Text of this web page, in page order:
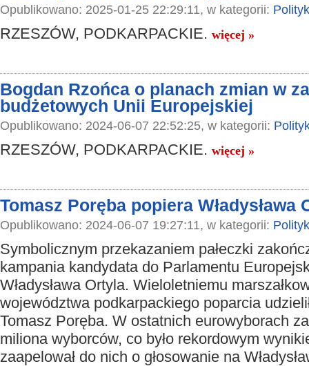
Opublikowano: 2025-01-25 22:29:11, w kategorii:
RZESZÓW, PODKARPACKIE. więcej »
Bogdan Rzońca o planach zmian w
budżetowych Unii Europejskiej
Opublikowano: 2024-06-07 22:52:25, w kategorii:
RZESZÓW, PODKARPACKIE. więcej »
Tomasz Poręba popiera Władysława
Opublikowano: 2024-06-07 19:27:11, w kategorii:
Symbolicznym przekazaniem pałeczki
kampania kandydata do Parlamentu
Władysława Ortyla. Wieloletniemu
województwa podkarpackiego poparcia
Tomasz Poręba. W ostatnich eurowyborach
miliona wyborców, co było rekordowym
zaapelował do nich o głosowanie na